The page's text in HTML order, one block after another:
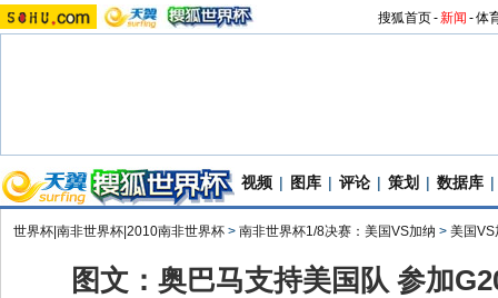
搜狐首页-新闻 -体
视频 | 图库 | 评论 | 策划 | 数据库 |
世界杯|南非世界杯|2010南非世界杯 > 南非世界杯1/8决赛：美国VS加纳 > 美国VS
图文：奥巴马支持美国队 参加